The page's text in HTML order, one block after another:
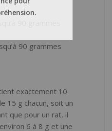
90 grammes
90 grammes
exactement 10
15 g chacun, soit un
que pour un rat, il
6 à 8 g et une